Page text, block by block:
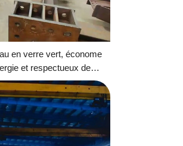
en verre vert, économe
et respectueux de
pour un bâtiment à
métallique ultra-élevée